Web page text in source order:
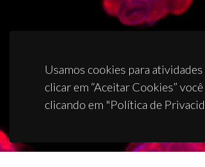
Usamos cookies para
clicar em “Aceitar Cookies”
clicando em "Política de